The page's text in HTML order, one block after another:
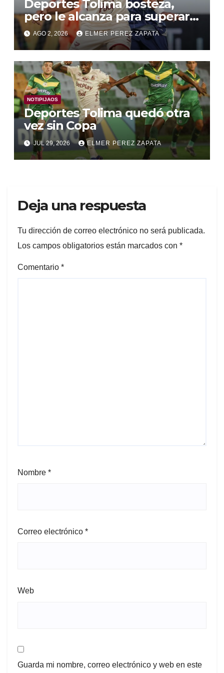
Deportes Tolima bosteza,
pero le alcanza para superar a
Alianza Valledupar 2 A 1
AGO 2, 2026 ELMER PEREZ ZAPATA
NOTIPIJAOS
Deportes Tolima quedó otra
vez sin Copa
JUL 29, 2026 ELMER PEREZ ZAPATA
Deja una respuesta
Tu dirección de correo electrónico no será publicada.
Los campos obligatorios están marcados con *
Comentario *
Nombre *
Correo electrónico *
Web
Guarda mi nombre, correo electrónico y web en este